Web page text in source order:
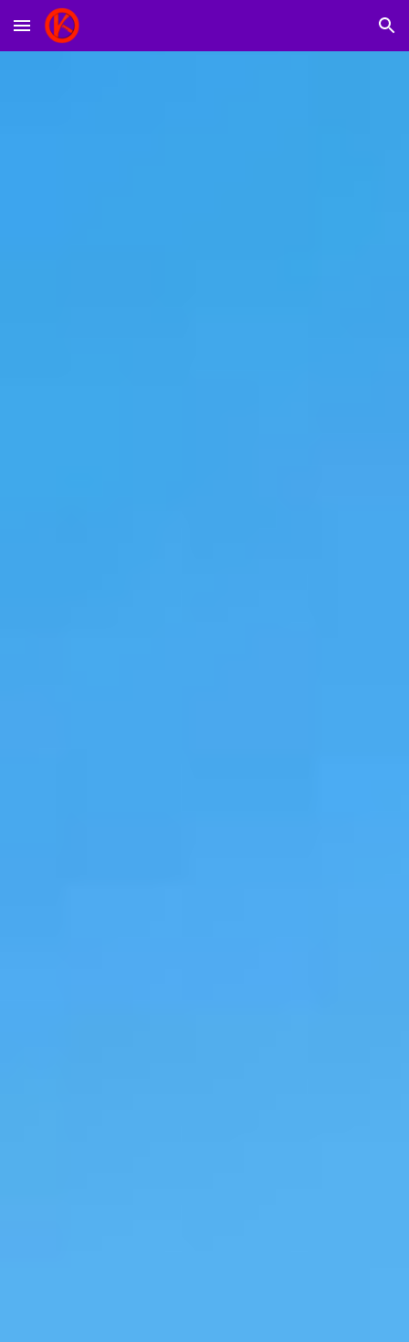
Skip to main content Skip to navigation